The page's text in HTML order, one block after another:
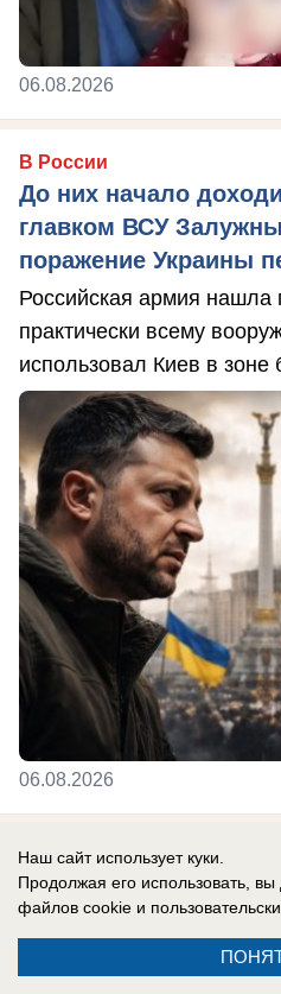
06.08.2026
В России
До них начало
главком ВСУ
поражение Украины
Российская армия нашла
практически всему
использовал Киев в зоне
06.08.2026
Новости СМИ2
Наш сайт использует куки.
Продолжая его использовать, вы
файлов cookie и